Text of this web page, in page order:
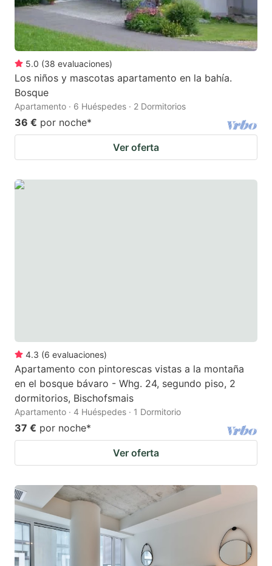
5.0 (38 evaluaciones)
Los niños y mascotas apartamento en la bahía.
Bosque
Apartamento · 6 Huéspedes · 2 Dormitorios
36 € por noche*
Ver oferta
4.3 (6 evaluaciones)
Apartamento con pintorescas vistas a la montaña
en el bosque bávaro - Whg. 24, segundo piso, 2
dormitorios, Bischofsmais
Apartamento · 4 Huéspedes · 1 Dormitorio
37 € por noche*
Ver oferta